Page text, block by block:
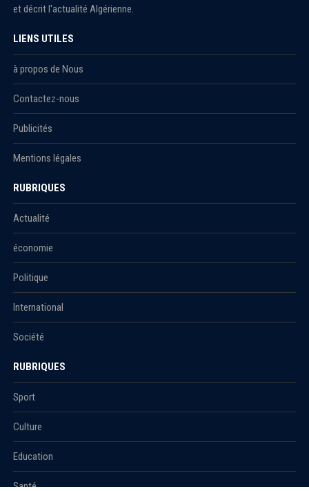
et décrit l'actualité Algérienne.
LIENS UTILES
à propos de Nous
Contactez-nous
Publicités
Mentions légales
RUBRIQUES
Actualité
économie
Politique
International
Société
RUBRIQUES
Sport
Culture
Education
Santé